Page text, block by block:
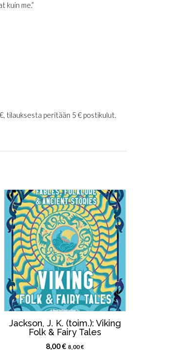
kuin me.”
tilauksesta peritään 5 € postikulut.
Jackson, J. K. (toim.): Viking
Folk & Fairy Tales
8,00€ 8,00€